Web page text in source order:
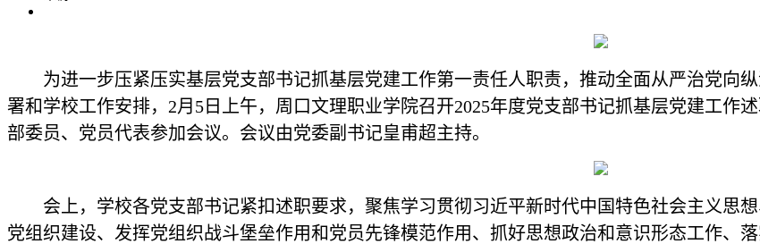
为进一步压紧压实基层党支部书记抓基层党建工作第一责任人职责，推动全面从严治党向
署和学校工作安排，2月5日上午，周口文理职业学院召开2025年度党支部书记抓基层党建工作
部委员、党员代表参加会议。会议由党委副书记皇甫超主持。
会上，学校各党支部书记紧扣述职要求，聚焦学习贯彻习近平新时代中国特色社会主义思
党组织建设、发挥党组织战斗堡垒作用和党员先锋模范作用、抓好思想政治和意识形态工作、